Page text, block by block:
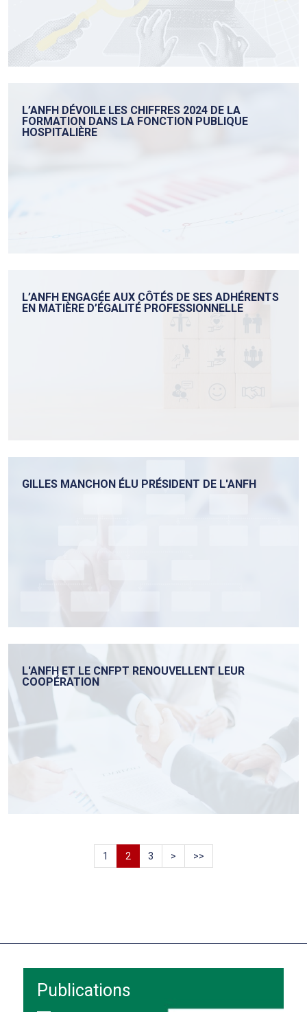
L’ANFH DÉVOILE LES CHIFFRES 2024 DE LA
FORMATION DANS LA FONCTION PUBLIQUE
HOSPITALIÈRE
L’ANFH ENGAGÉE AUX CÔTÉS DE SES ADHÉRENTS
EN MATIÈRE D’ÉGALITÉ PROFESSIONNELLE
GILLES MANCHON ÉLU PRÉSIDENT DE L'ANFH
L'ANFH ET LE CNFPT RENOUVELLENT LEUR
COOPÉRATION
1 2 3 > >>
Publications